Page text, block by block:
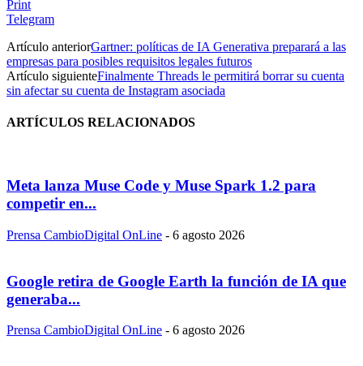
Print
Telegram
Artículo anteriorGartner: políticas de IA Generativa preparará a las
empresas para posibles requisitos legales futuros
Artículo siguienteFinalmente Threads le permitirá borrar su cuenta
sin afectar su cuenta de Instagram asociada
ARTÍCULOS RELACIONADOS
Meta lanza Muse Code y Muse Spark 1.2 para
competir en...
Prensa CambioDigital OnLine - 6 agosto 2026
Google retira de Google Earth la función de IA que
generaba...
Prensa CambioDigital OnLine - 6 agosto 2026